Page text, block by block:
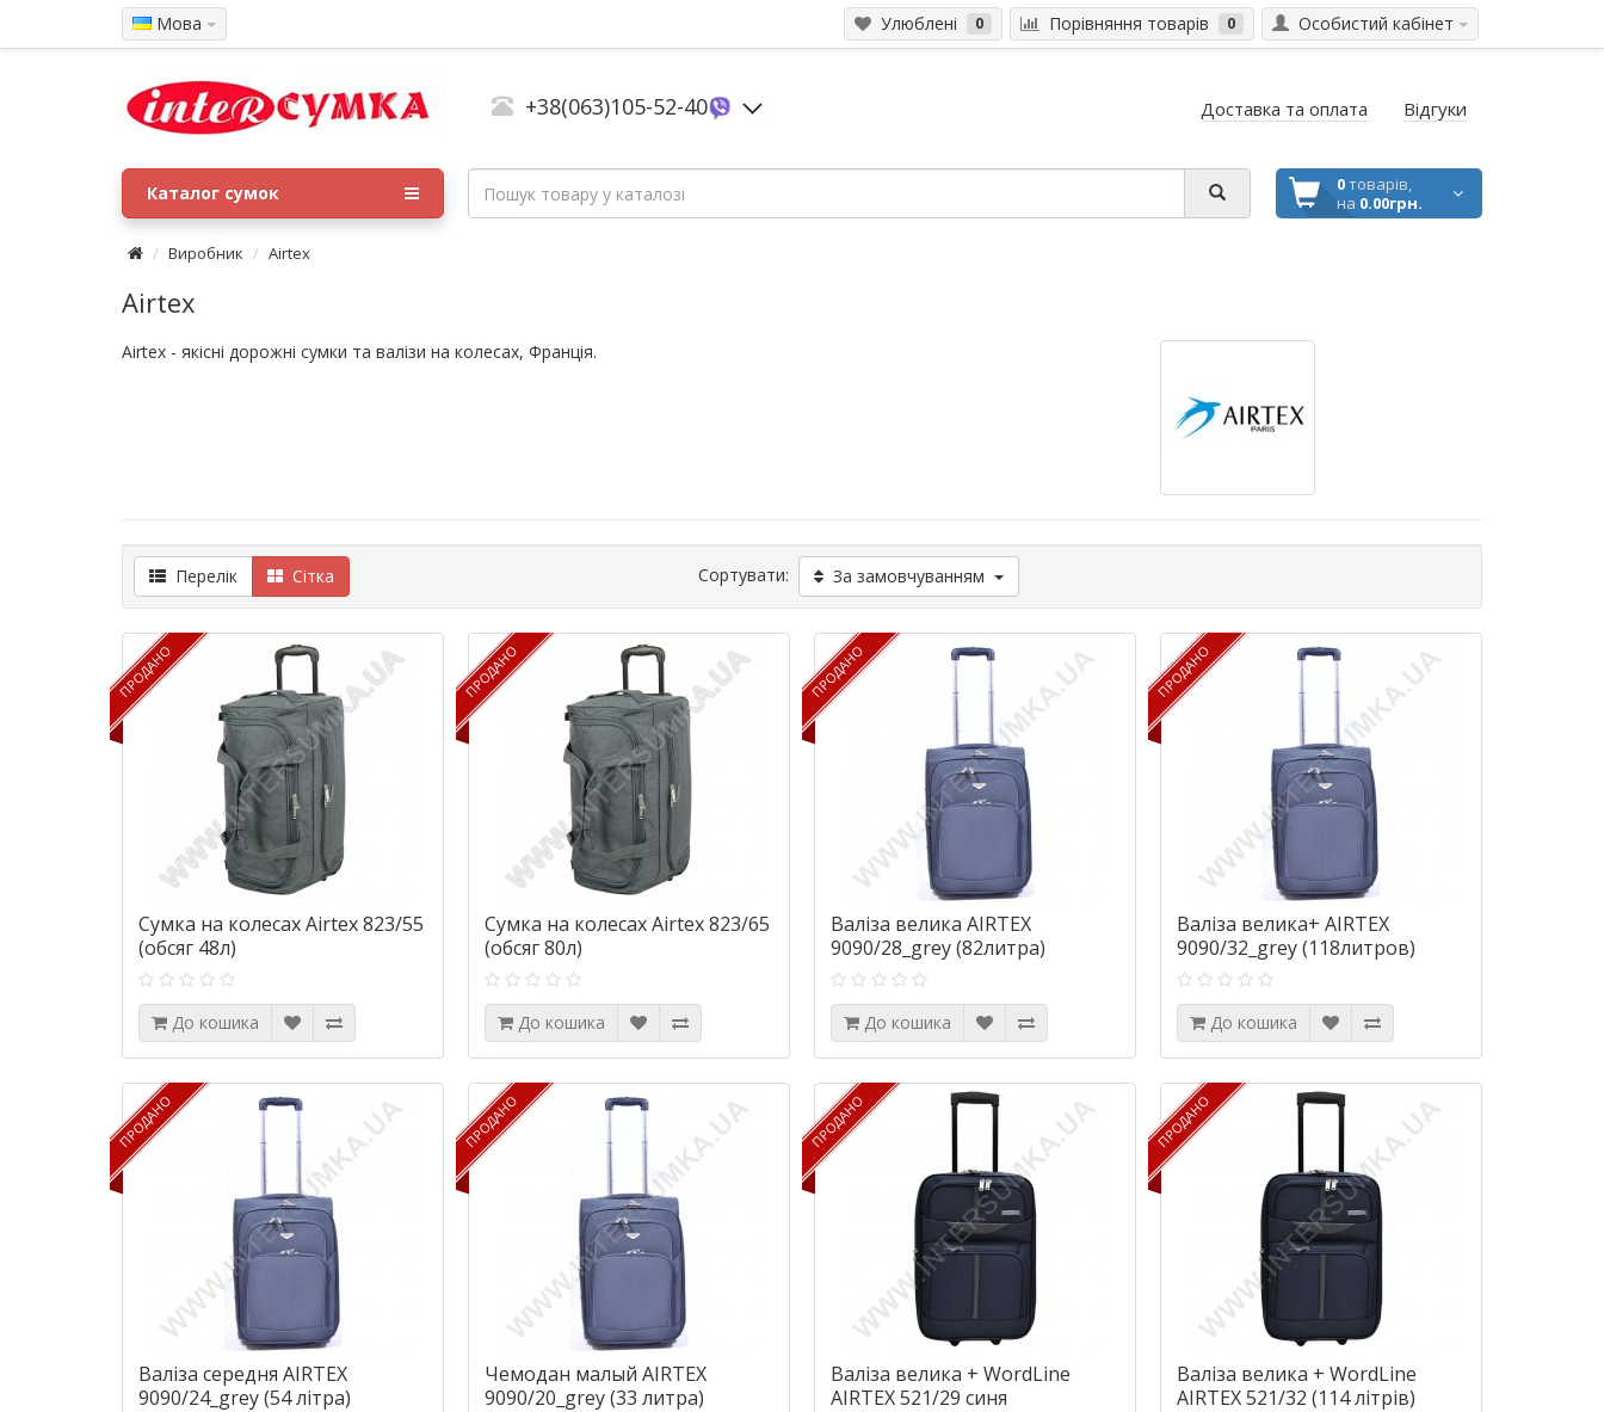
Мова Улюблені 0 Порівняння товарів 0 Особистий кабінет
+38(063)105-52-40 Доставка та оплата Відгуки
0товарів,
на 0.00грн.
Каталог сумок
Виробник Airtex
Airtex
Airtex - якісні дорожні сумки та валізи на колесах, Франція.
Перелік Сітка Сортувати: За замовчуванням
ПРОДАНО
ПРОДАНО
Сумка на колесах Airtex 823/55
(обсяг 48л)
До кошика
ПРОДАНО
ПРОДАНО
Сумка на колесах Airtex 823/65
(обсяг 80л)
До кошика
ПРОДАНО
ПРОДАНО
Валіза велика AIRTEX
9090/28_grey (82литра)
До кошика
ПРОДАНО
ПРОДАНО
Валіза велика+ AIRTEX
9090/32_grey (118литров)
До кошика
ПРОДАНО
ПРОДАНО
Валіза середня AIRTEX
9090/24_grey (54 літра)
ПРОДАНО
ПРОДАНО
Чемодан малый AIRTEX
9090/20_grey (33 литра)
ПРОДАНО
ПРОДАНО
Валіза велика + WordLine
AIRTEX 521/29 синя
ПРОДАНО
ПРОДАНО
Валіза велика + WordLine
AIRTEX 521/32 (114 літрів)